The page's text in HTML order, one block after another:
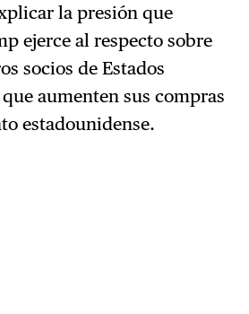
la presión que
ejerce al respecto sobre
socios de Estados
aumenten sus compras
estadounidense.